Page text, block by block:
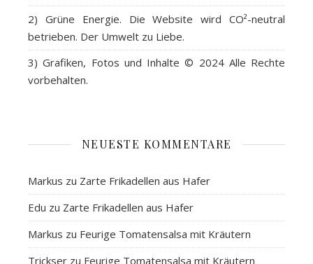
2) Grüne Energie. Die Website wird CO²-neutral
betrieben. Der Umwelt zu Liebe.
3)Grafiken, Fotos und Inhalte © 2024 Alle Rechte
vorbehalten.
NEUESTE KOMMENTARE
Markus zu Zarte Frikadellen aus Hafer
Edu zu Zarte Frikadellen aus Hafer
Markus zu Feurige Tomatensalsa mit Kräutern
Trickser zu Feurige Tomatensalsa mit Kräutern